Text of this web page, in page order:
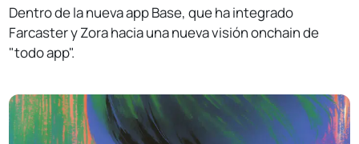
Dentro de la nueva app Base, que ha integrado
Farcaster y Zora hacia una nueva visión onchain de
"todo app".